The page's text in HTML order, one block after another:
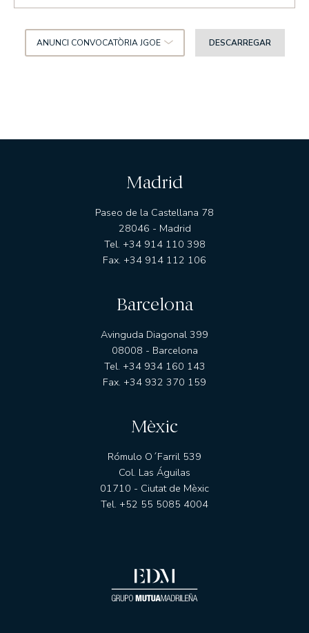
ANUNCI CONVOCATÒRIA JGOE DESCARREGAR
Madrid
Paseo de la Castellana 78
28046 - Madrid
Tel. +34 914 110 398
Fax. +34 914 112 106
Barcelona
Avinguda Diagonal 399
08008 - Barcelona
Tel. +34 934 160 143
Fax. +34 932 370 159
Mèxic
Rómulo O´Farril 539
Col. Las Águilas
01710 - Ciutat de Mèxic
Tel. +52 55 5085 4004